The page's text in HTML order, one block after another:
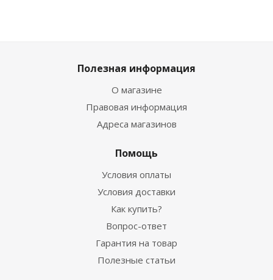
Полезная информация
О магазине
Правовая информация
Адреса магазинов
Помощь
Условия оплаты
Условия доставки
Как купить?
Вопрос-ответ
Гарантия на товар
Полезные статьи